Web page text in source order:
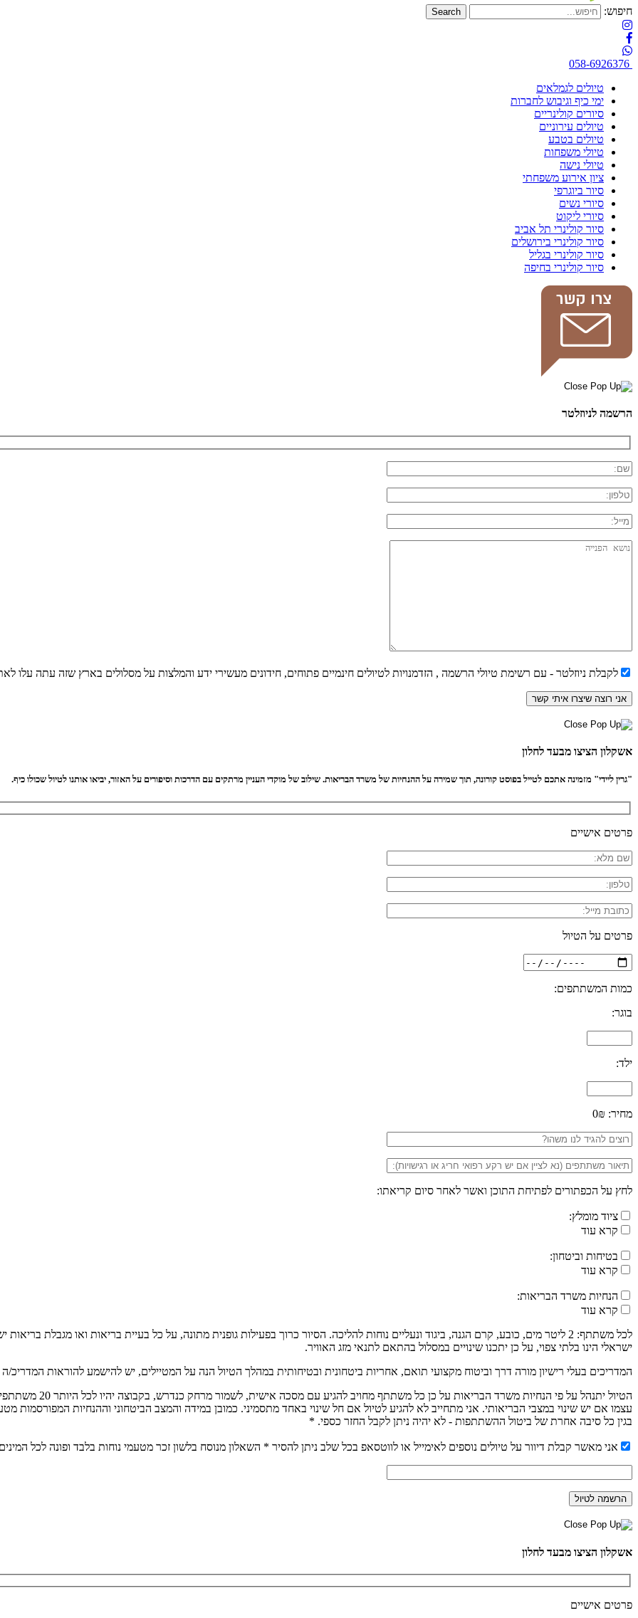
חיפוש:
058-6926376
טיולים לגמלאים
ימי כיף וגיבוש לחברות
סיורים קולינריים
טיולים עירוניים
טיולים בטבע
טיולי משפחות
טיולי נישה
ציון אירוע משפחתי
סיור ביוגרפי
סיורי נשים
סיורי ליקוט
סיור קולינרי תל אביב
סיור קולינרי בירושלים
סיור קולינרי בגליל
סיור קולינרי בחיפה
הרשמה לניוזלטר
לקבלת ניוזלטר - עם רשימת טיולי הרשמה , הזדמנויות לטיולים חינמיים פתוחים, חידונים מעשירי ידע והמלצות על מסלולים בארץ שזה עתה עלו
אשקלון הציצו מבעד לחלון
"גרין ליידי" מזמינה אתכם לטייל בפוסט קורונה, תוך שמירה על ההנחיות של משרד הבריאות. שילוב של מוקדי העניין מרתקים עם הדרכות וסיפורים על האזור, יביאו אותנו לטיול שכולו כיף.
פרטים אישיים
פרטים על הטיול
כמות המשתתפים:
בוגר:
ילד:
מחיר: 0₪
לחץ על הכפתורים לפתיחת התוכן ואשר לאחר סיום קריאתו:
ציוד מומלץ:
קרא עוד
בטיחות וביטחון:
קרא עוד
הנחיות משרד הבריאות:
קרא עוד
לכל משתתף: 2 ליטר מים, כובע, קרם הגנה, ביגוד ונעליים נוחות להליכה. הסיור כרוך בפעילות גופנית מתונה, על כל בעיית בריאות ואו
ישראלי הינו בלתי צפוי, על כן יתכנו שינויים במסלול בהתאם לתנאי מזג האוויר.
המדריכים בעלי רישיון מורה דרך וביטוח מקצועי תואם, אחריות ביטחונית ובטיחותית במהלך הטיול הנה על המטיילים, יש להישמע להוראות המדריכ/ה
הטיול יתנהל על פי
עצמו אם יש שינוי במצבי הבריאותי. אני מתחייב לא להגיע לטיול אם חל שינוי באחד מתסמיני. כמובן במידה והמצב הביטחוני וההנחיות המפורסמות
בגין כל סיבה אחרת של ביטול ההשתתפות - לא יהיה ניתן לקבל החזר כספי. *
אני מאשר קבלת דיוור על טיולים נוספים לאימייל או לווטסאפ בכל שלב ניתן להסיר * השאלון מנוסח בלשון זכר מטעמי נוחות בלבד ופונה לכל
אשקלון הציצו מבעד לחלון
פרטים אישיים